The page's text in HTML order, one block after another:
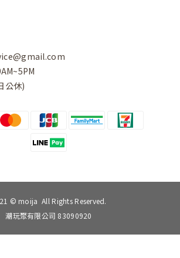
公休)
© moija All Rights Reserved.
潮玩聚有限公司 83090920